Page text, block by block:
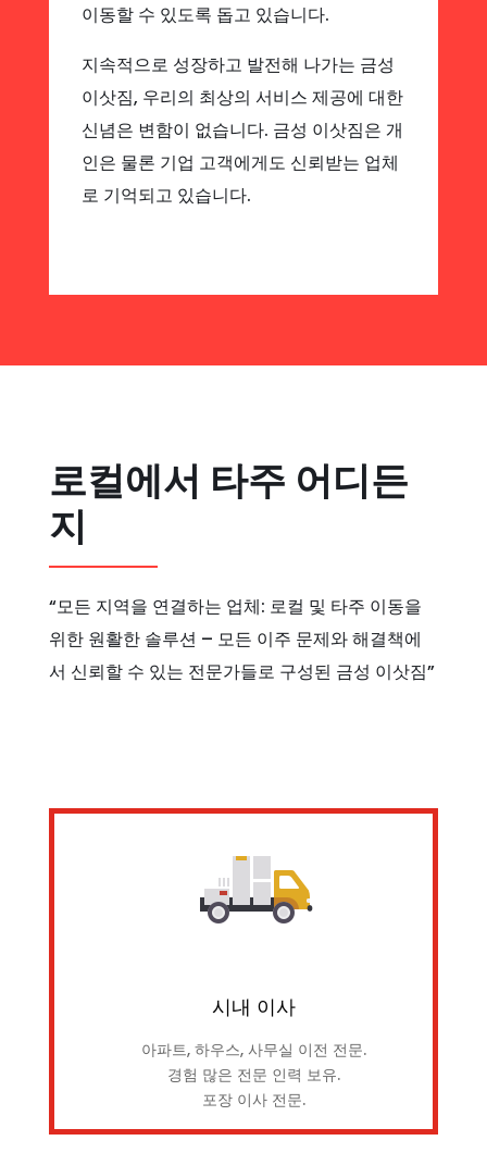
이동할 수 있도록 돕고 있습니다.
지속적으로 성장하고 발전해 나가는 금성
이삿짐, 우리의 최상의 서비스 제공에 대한
신념은 변함이 없습니다. 금성 이삿짐은 개
인은 물론 기업 고객에게도 신뢰받는 업체
로 기억되고 있습니다.
로컬에서 타주 어디든
지
“모든 지역을 연결하는 업체: 로컬 및 타주 이동을
위한 원활한 솔루션 – 모든 이주 문제와 해결책에
서 신뢰할 수 있는 전문가들로 구성된 금성 이삿짐”
시내 이사
아파트, 하우스, 사무실 이전 전문.
경험 많은 전문 인력 보유.
포장 이사 전문.